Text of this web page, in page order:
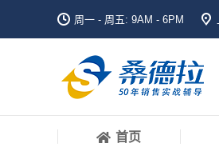
周一 - 周五: 9AM - 6PM
首页
首页